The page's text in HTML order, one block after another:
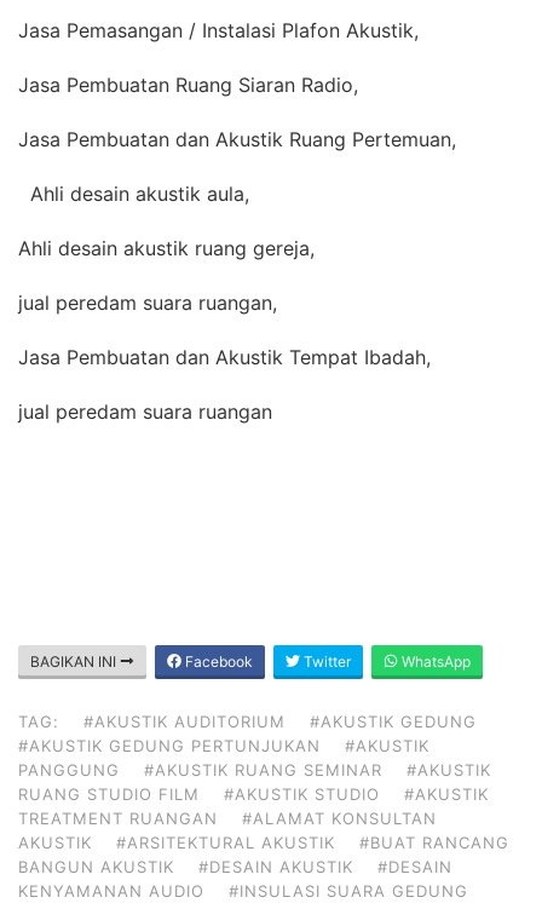
Jasa Pemasangan / Instalasi Plafon Akustik,
Jasa Pembuatan Ruang Siaran Radio,
Jasa Pembuatan dan Akustik Ruang Pertemuan,
Ahli desain akustik aula,
Ahli desain akustik ruang gereja,
jual peredam suara ruangan,
Jasa Pembuatan dan Akustik Tempat Ibadah,
jual peredam suara ruangan
BAGIKAN INI Facebook Twitter WhatsApp
TAG: #AKUSTIK AUDITORIUM
#AKUSTIK GEDUNG
#AKUSTIK GEDUNG PERTUNJUKAN
#AKUSTIK
PANGGUNG
#AKUSTIK RUANG SEMINAR
#AKUSTIK
RUANG STUDIO FILM
#AKUSTIK STUDIO
#AKUSTIK
TREATMENT RUANGAN
#ALAMAT KONSULTAN
AKUSTIK
#ARSITEKTURAL AKUSTIK
#BUAT RANCANG
BANGUN AKUSTIK
#DESAIN AKUSTIK
#DESAIN
KENYAMANAN AUDIO
#INSULASI SUARA GEDUNG